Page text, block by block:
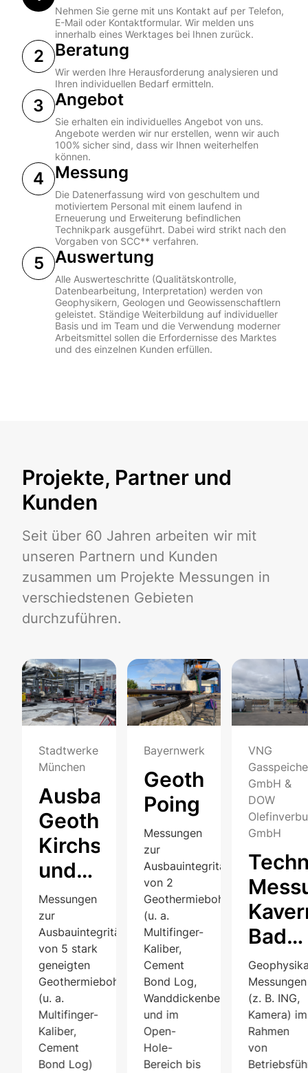
Nehmen Sie gerne mit uns Kontakt auf per Telefon,
E-Mail oder Kontaktformular. Wir melden uns
innerhalb eines Werktages bei Ihnen zurück.
2 Beratung
Wir werden Ihre Herausforderung analysieren und
Ihren individuellen Bedarf ermitteln.
3 Angebot
Sie erhalten ein individuelles Angebot von uns.
Angebote werden wir nur erstellen, wenn wir auch
100% sicher sind, dass wir Ihnen weiterhelfen
können.
4 Messung
Die Datenerfassung wird von geschultem und
motiviertem Personal mit einem laufend in
Erneuerung und Erweiterung befindlichen
Technikpark ausgeführt. Dabei wird strikt nach den
Vorgaben von SCC** verfahren.
5 Auswertung
Alle Auswerteschritte (Qualitätskontrolle,
Datenbearbeitung, Interpretation) werden von
Geophysikern, Geologen und Geowissenschaftlern
geleistet. Ständige Weiterbildung auf individueller
Basis und im Team und die Verwendung moderner
Arbeitsmittel sollen die Erfordernisse des Marktes
und des einzelnen Kunden erfüllen.
Projekte, Partner und
Kunden
Seit über 60 Jahren arbeiten wir mit
unseren Partnern und Kunden
zusammen um Projekte Messungen in
verschiedstenen Gebieten
durchzuführen.
Stadtwerke
München
Ausbaukontrollmessungen
Geothermiestandorte
Kirchstockach
und
Sauerlach
Messungen
zur
Ausbauintegrität
von 5 stark
geneigten
Geothermiebohrungen
(u. a.
Multifinger-
Kaliber,
Cement
Bond Log)
Bayernwerk
Poing
Messungen
zur
Ausbauintegrität
von 2
Geothermiebohrungen
(u. a.
Multifinger-
Kaliber,
Cement
Bond Log,
Wanddickenbestimmung)
und im
Open-
Hole-
Bereich bis
VNG
GmbH &
DOW
GmbH
Bad
und
Ost
Messungen
(z. B. ING,
Kamera) im
Rahmen
von